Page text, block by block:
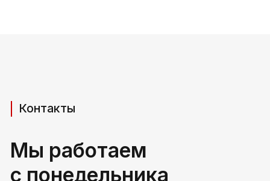
Адрес производства (самовывоз)
г. Береза, ул Свердлова 165ж